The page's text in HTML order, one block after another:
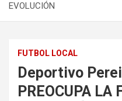
EVOLUCIÓN
FUTBOL LOCAL
Deportivo
PREOCUPA LA